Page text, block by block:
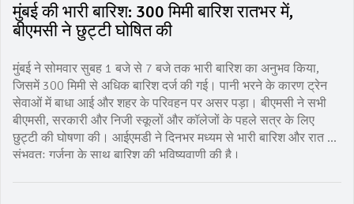
मुंबई की भारी बारिश: 300 मिमी बारिश रातभर में,
बीएमसी ने छुट्टी घोषित की
मुंबई ने सोमवार सुबह 1 बजे से 7 बजे तक भारी बारिश का अनुभव किया,
जिसमें 300 मिमी से अधिक बारिश दर्ज की गई। पानी भरने के कारण ट्रेन
सेवाओं में बाधा आई और शहर के परिवहन पर असर पड़ा। बीएमसी ने सभी
बीएमसी, सरकारी और निजी स्कूलों और कॉलेजों के पहले सत्र के लिए
छुट्टी की घोषणा की। आईएमडी ने दिनभर मध्यम से भारी बारिश और रात में
संभवतः गर्जना के साथ बारिश की भविष्यवाणी की है।